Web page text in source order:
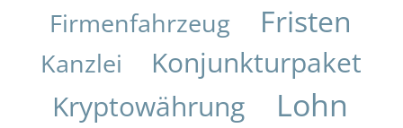
Firmenfahrzeug Fristen
Kanzlei
Konjunkturpaket
Kryptowährung
Lohn